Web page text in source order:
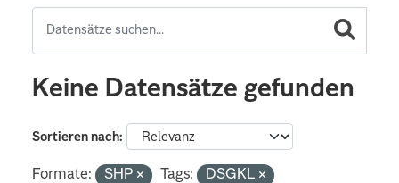
Keine Datensätze gefunden
Sortieren nach
Formate: SHP Tags:
DSGKL